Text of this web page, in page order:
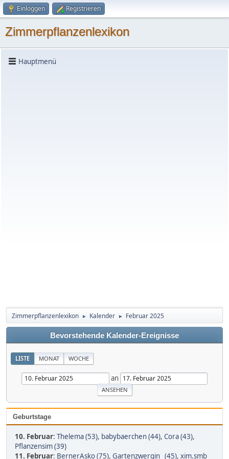
Einloggen Registrieren
Zimmerpflanzenlexikon
Hauptmenü
Zimmerpflanzenlexikon ► Kalender ► Februar 2025
Bevorstehende Kalender-Ereignisse
LISTE MONAT WOCHE
an
Geburtstage
10. Februar: Thelema (53), babybaerchen (44), Cora (43),
Pflanzensim (39)
11. Februar: BernerAsko (75), Gartenzwergin_ (45), xim.smb